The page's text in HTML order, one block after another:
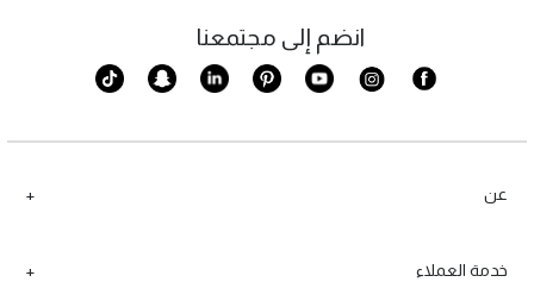
عن
خدمة العملاء
انضم إلى مجتمعنا